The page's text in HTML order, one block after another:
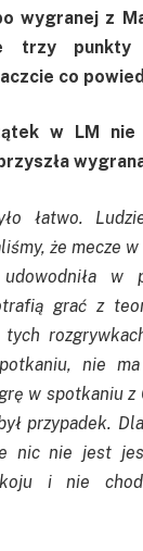
wygranej z
trzy punkty
co
w LM nie
łatwo.
że mecze
w
grać z
tych
nie
w spotkaniu
przypadek.
nic nie jest
i nie